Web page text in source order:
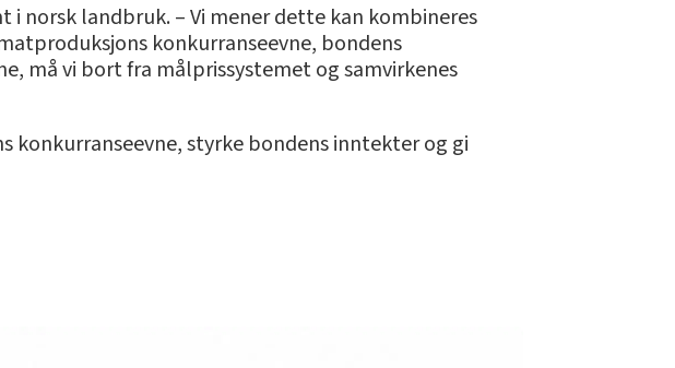
norsk landbruk. – Vi mener dette kan kombineres
konkurranseevne, bondens
må vi bort fra målprissystemet og samvirkenes
konkurranseevne, styrke bondens inntekter og gi